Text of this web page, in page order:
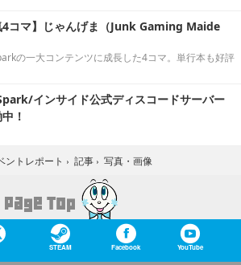
4コマ】じゃんげま（Junk Gaming Maide
の一大コンテンツに成長した4コマ。単行本も好評
インサイド公式ディスコードサーバー
！
ントレポート › 記事 › 写真・画像
STEAM Facebook YouTube